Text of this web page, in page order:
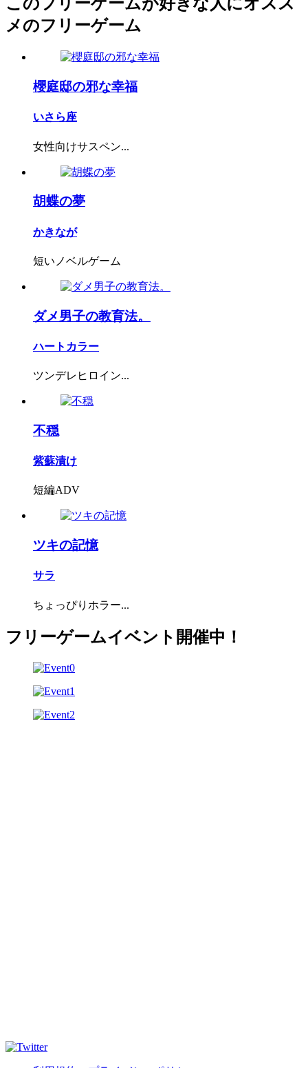
このフリーゲームが好きな人にオスス
メのフリーゲーム
櫻庭邸の邪な幸福
いさら座
女性向けサスペン...
胡蝶の夢
かきなが
短いノベルゲーム
ダメ男子の教育法。
ハートカラー
ツンデレヒロイン...
不穏
紫蘇漬け
短編ADV
ツキの記憶
サラ
ちょっぴりホラー...
フリーゲームイベント開催中！